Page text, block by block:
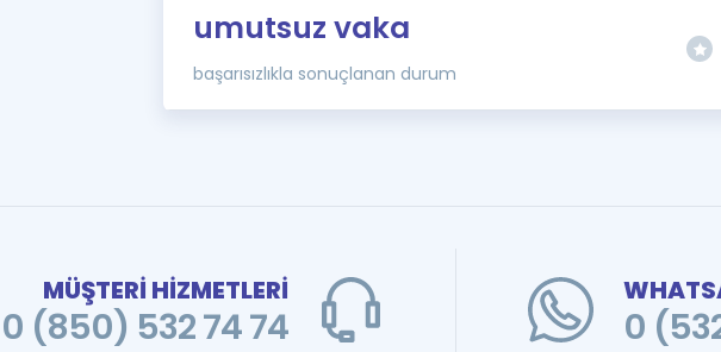
umutsuz vaka
başarısızlıkla sonuçlanan durum
MÜŞTERİ HİZMETLERİ
0 (850) 532 74 74 0